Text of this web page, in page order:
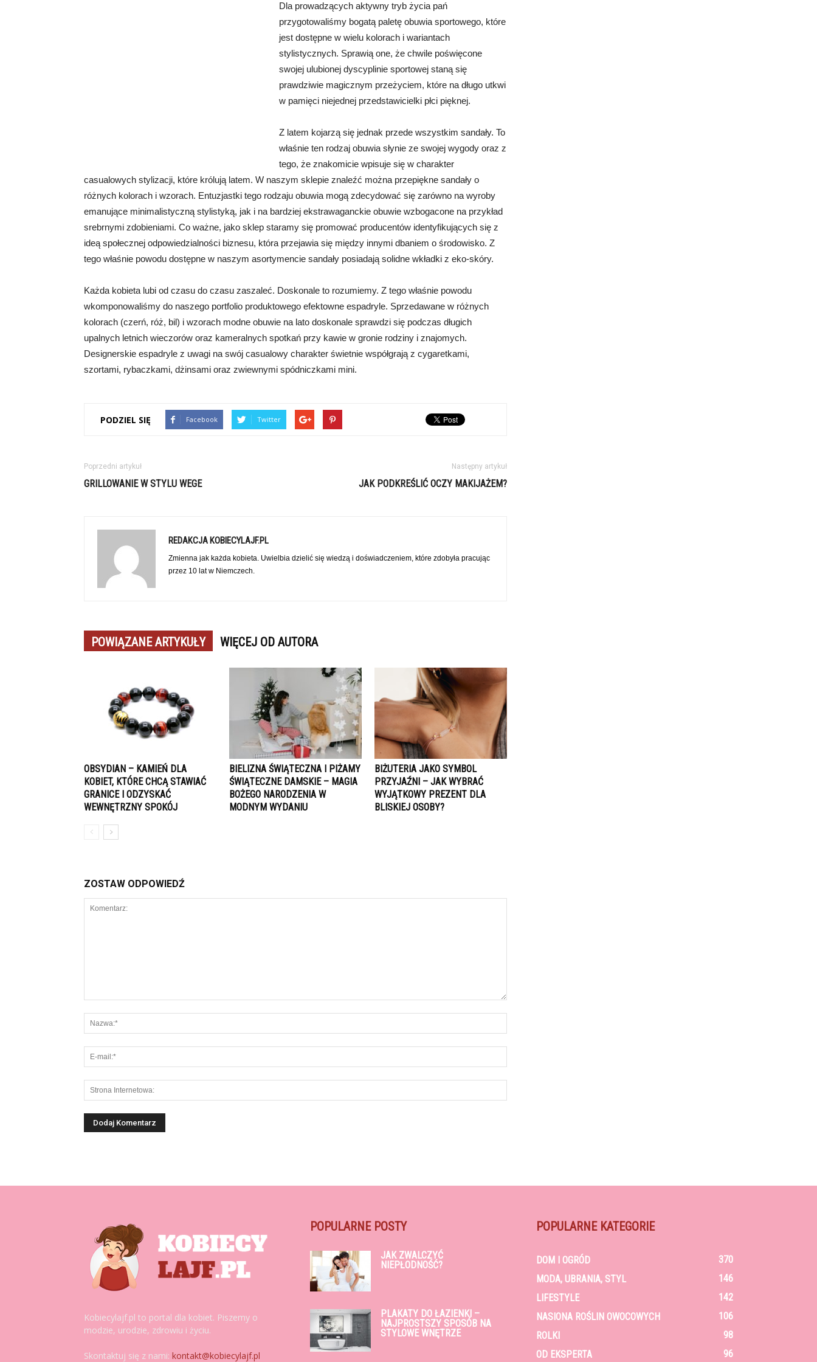
Dla prowadzących aktywny tryb życia pań
przygotowaliśmy bogatą paletę obuwia sportowego, które
jest dostępne w wielu kolorach i wariantach
stylistycznych. Sprawią one, że chwile poświęcone
swojej ulubionej dyscyplinie sportowej staną się
prawdziwie magicznym przeżyciem, które na długo utkwi
w pamięci niejednej przedstawicielki płci pięknej.
Z latem kojarzą się jednak przede wszystkim sandały. To
właśnie ten rodzaj obuwia słynie ze swojej wygody oraz z
tego, że znakomicie wpisuje się w charakter
casualowych stylizacji, które królują latem. W naszym sklepie znaleźć można przepiękne sandały o
różnych kolorach i wzorach. Entuzjastki tego rodzaju obuwia mogą zdecydować się zarówno na wyroby
emanujące minimalistyczną stylistyką, jak i na bardziej ekstrawaganckie obuwie wzbogacone na przykład
srebrnymi zdobieniami. Co ważne, jako sklep staramy się promować producentów identyfikujących się z
ideą społecznej odpowiedzialności biznesu, która przejawia się między innymi dbaniem o środowisko. Z
tego właśnie powodu dostępne w naszym asortymencie sandały posiadają solidne wkładki z eko-skóry.
Każda kobieta lubi od czasu do czasu zaszaleć. Doskonale to rozumiemy. Z tego właśnie powodu
wkomponowaliśmy do naszego portfolio produktowego efektowne espadryle. Sprzedawane w różnych
kolorach (czerń, róż, bil) i wzorach modne obuwie na lato doskonale sprawdzi się podczas długich
upalnych letnich wieczorów oraz kameralnych spotkań przy kawie w gronie rodziny i znajomych.
Designerskie espadryle z uwagi na swój casualowy charakter świetnie współgrają z cygaretkami,
szortami, rybaczkami, dżinsami oraz zwiewnymi spódniczkami mini.
PODZIEL SIĘ Facebook Twitter
Poprzedni artykuł
GRILLOWANIE W STYLU WEGE
Następny artykuł
JAK PODKREŚLIĆ OCZY MAKIJAŻEM?
REDAKCJA KOBIECYLAJF.PL
Zmienna jak każda kobieta. Uwielbia dzielić się wiedzą i doświadczeniem, które zdobyła pracując
przez 10 lat w Niemczech.
POWIĄZANE ARTYKUŁY WIĘCEJ OD AUTORA
OBSYDIAN – KAMIEŃ DLA
KOBIET, KTÓRE CHCĄ STAWIAĆ
GRANICE I ODZYSKAĆ
WEWNĘTRZNY SPOKÓJ
BIELIZNA ŚWIĄTECZNA I PIŻAMY
ŚWIĄTECZNE DAMSKIE – MAGIA
BOŻEGO NARODZENIA W
MODNYM WYDANIU
BIŻUTERIA JAKO SYMBOL
PRZYJAŹNI – JAK WYBRAĆ
WYJĄTKOWY PREZENT DLA
BLISKIEJ OSOBY?
ZOSTAW ODPOWIEDŹ
Kobiecylajf.pl to portal dla kobiet. Piszemy o
modzie, urodzie, zdrowiu i życiu.
Skontaktuj się z nami: kontakt@kobiecylajf.pl
POPULARNE POSTY
JAK ZWALCZYĆ
NIEPŁODNOŚĆ?
PLAKATY DO ŁAZIENKI –
NAJPROSTSZY SPOSÓB NA
STYLOWE WNĘTRZE
POPULARNE KATEGORIE
DOM I OGRÓD
370
MODA, UBRANIA, STYL
146
LIFESTYLE
142
NASIONA ROŚLIN OWOCOWYCH
106
ROLKI
98
OD EKSPERTA
96